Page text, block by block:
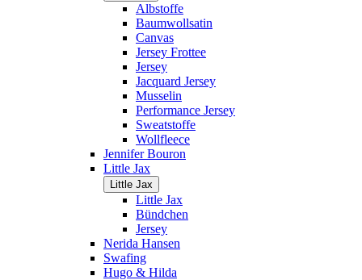
Albstoffe
Baumwollsatin
Canvas
Jersey Frottee
Jersey
Jacquard Jersey
Musselin
Performance Jersey
Sweatstoffe
Wollfleece
Jennifer Bouron
Little Jax
Little Jax
Little Jax
Bündchen
Jersey
Nerida Hansen
Swafing
Hugo & Hilda